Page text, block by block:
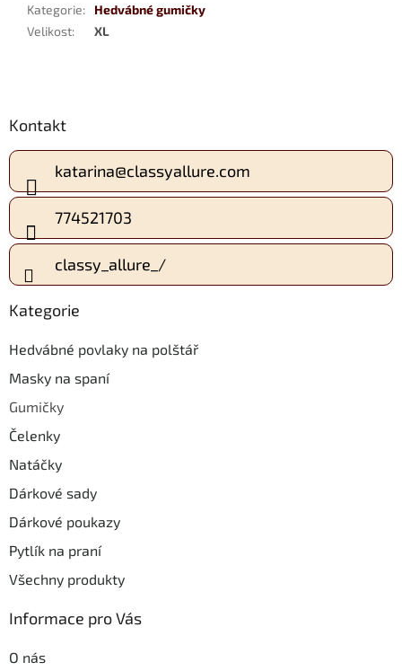
Kategorie:
Hedvábné gumičky
Velikost: XL
á
p
t
í
Kontakt
katarina@classyallure.com
774521703
classy_allure_/
Kategorie
Hedvábné povlaky na polštář
Masky na spaní
Gumičky
Čelenky
Natáčky
Dárkové sady
Dárkové poukazy
Pytlík na praní
Všechny produkty
Informace pro Vás
O nás